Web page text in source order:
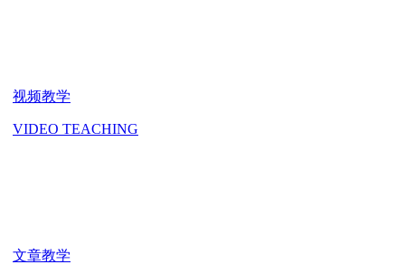
视频教学
VIDEO TEACHING
文章教学